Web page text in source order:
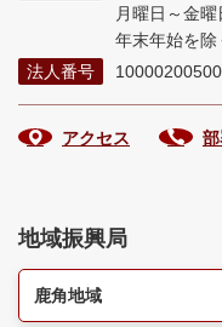
月曜日～金
年末年始を除
法人番号
アクセス
地域振興局
鹿角地域